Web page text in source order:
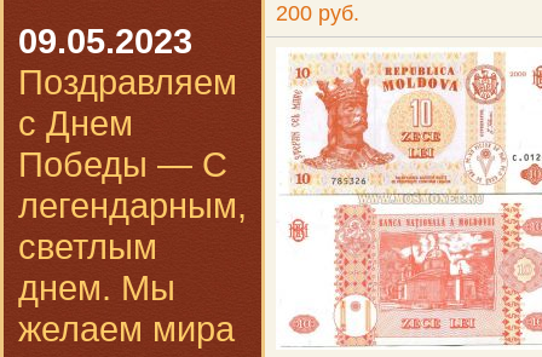
09.05.2023
Поздравляем
с Днем
Победы — С
легендарным,
светлым
днем. Мы
желаем мира
200 руб.